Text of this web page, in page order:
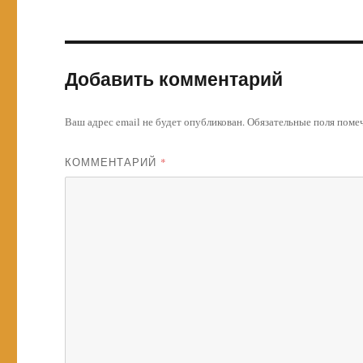
Добавить комментарий
Ваш адрес email не будет опубликован.Обязательные поля
КОММЕНТАРИЙ *